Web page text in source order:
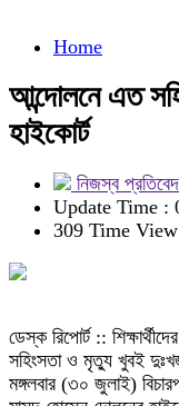
Home
আন্দোলনে এত
হাইকোর্ট
নিজস্ব
Update Time :
309 Time View
ডেস্ক রিপোর্ট ::
সহিংসতা ও মৃত্যু খুবই
মঙ্গলবার (৩০ জুলাই)